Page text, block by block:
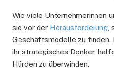
Wie viele Unternehmerinnen
sie vor der Herausforderung
Geschäftsmodelle zu finden.
ihr strategisches Denken
Hürden zu überwinden.